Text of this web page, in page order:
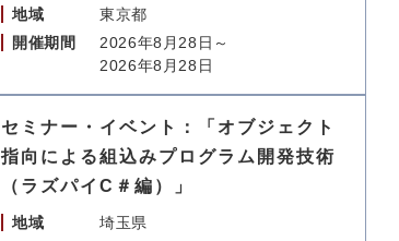
地域
東京都
開催期間
2026年8月28日～
2026年8月28日
セミナー・イベント：「オブジェクト
指向による組込みプログラム開発技術
（ラズパイC＃編）」
地域
埼玉県